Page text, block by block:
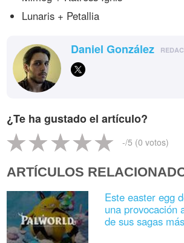
Lunaris + Petallia
Daniel González
¿Te ha gustado el artículo?
-/5 (0 votos)
ARTÍCULOS
Este easter egg
una provocación
de sus sagas